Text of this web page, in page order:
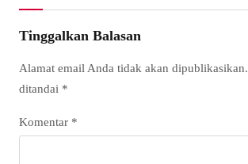
Tinggalkan Balasan
Alamat email Anda tidak akan dipublikasikan.
ditandai *
Komentar *